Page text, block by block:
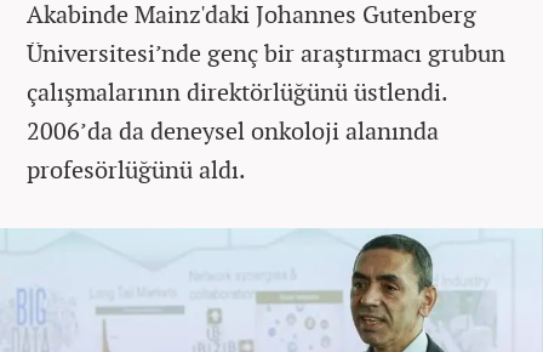
Akabinde Mainz'daki Johannes Gutenberg
Üniversitesi’nde genç bir araştırmacı grubun
çalışmalarının direktörlüğünü üstlendi.
2006’da da deneysel onkoloji alanında
profesörlüğünü aldı.